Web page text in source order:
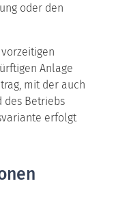
oder den
Anlage
mit der auch
des Betriebs
erfolgt